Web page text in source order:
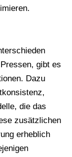
gibt es
Dazu
die das
zusätzlichen
erheblich